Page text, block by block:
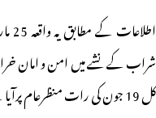
شراب کے نشے میں امن و امان
کل 19 جون کی رات منظرعام پرآیا ہے۔